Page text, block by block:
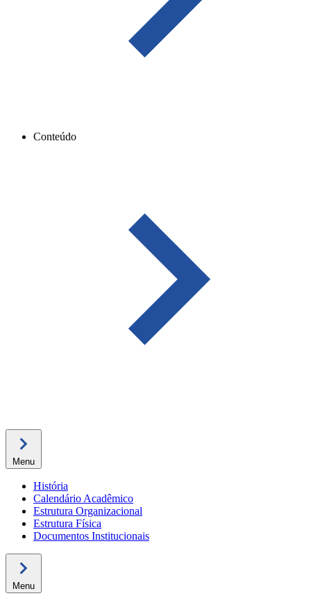
Conteúdo
Menu
História
Calendário Acadêmico
Estrutura Organizacional
Estrutura Física
Documentos Institucionais
Menu